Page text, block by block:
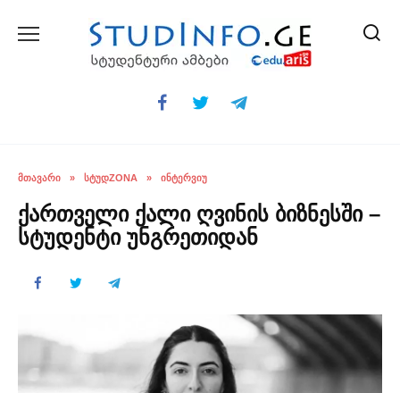
ᲛᲗᲐᲕᲐᲠᲘ » ᲡᲢᲣᲓZONA » ᲘᲜᲢᲔᲠᲕᲘᲣ
ქართველი ქალი ღვინის ბიზნესში –
სტუდენტი უნგრეთიდან